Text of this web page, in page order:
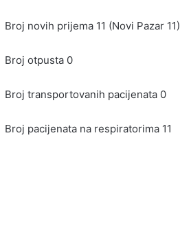
Broj novih prijema 11 (Novi Pazar 11)
Broj otpusta 0
Broj transportovanih pacijenata 0
Broj pacijenata na respiratorima 11